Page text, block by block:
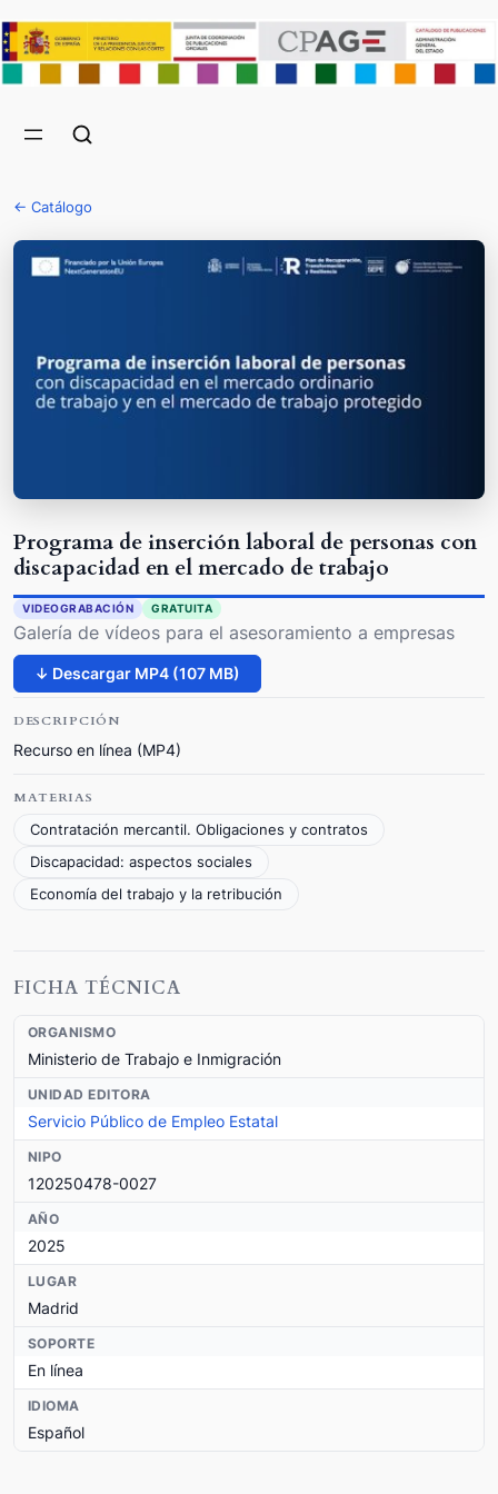
← Catálogo
Programa de inserción laboral de personas con
discapacidad en el mercado de trabajo
VIDEOGRABACIÓN GRATUITA
Galería de vídeos para el asesoramiento a empresas
↓ Descargar MP4 (107 MB)
DESCRIPCIÓN
Recurso en línea (MP4)
MATERIAS
Contratación mercantil. Obligaciones y contratos
Discapacidad: aspectos sociales
Economía del trabajo y la retribución
FICHA TÉCNICA
ORGANISMO
Ministerio de Trabajo e Inmigración
UNIDAD EDITORA
Servicio Público de Empleo Estatal
NIPO
120250478-0027
AÑO
2025
LUGAR
Madrid
SOPORTE
En línea
IDIOMA
Español